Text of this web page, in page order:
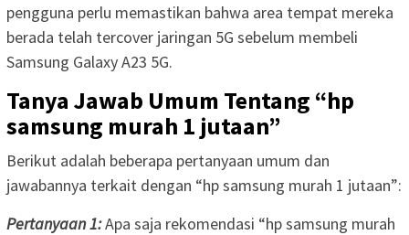
pengguna perlu memastikan bahwa area tempat mereka
berada telah tercover jaringan 5G sebelum membeli
Samsung Galaxy A23 5G.
Tanya Jawab Umum Tentang “hp
samsung murah 1 jutaan”
Berikut adalah beberapa pertanyaan umum dan
jawabannya terkait dengan “hp samsung murah 1 jutaan”:
Pertanyaan 1:Apa saja rekomendasi “hp samsung murah